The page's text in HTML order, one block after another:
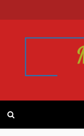
至
我